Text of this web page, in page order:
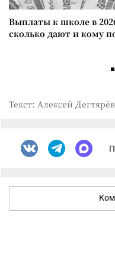
Выплаты к школе в
сколько дают и кому
Текст: Алексей Дегтярёв